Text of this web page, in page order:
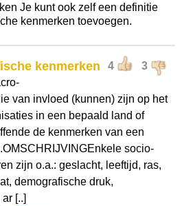
Je kunt ook zelf een definitie
kenmerken toevoegen.
4 3
kenmerken
van invloed (kunnen) zijn op het
in een bepaald land of
de kenmerken van een
socio-
zijn o.a.: geslacht, leeftijd, ras,
demografische druk,
[..]